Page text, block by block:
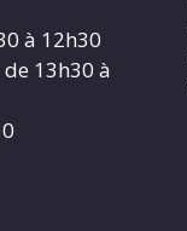
à 12h30
13h30 à